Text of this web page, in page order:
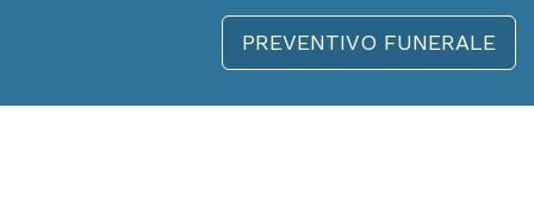
PREVENTIVO FUNERALE